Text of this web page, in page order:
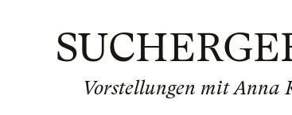
Vorstellungen mit Anna